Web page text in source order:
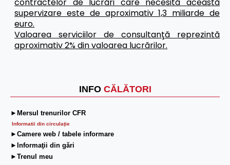
INFO CĂLĂTORI
►Mersul trenurilor CFR
Informatii din circulaţie
►Camere web / tabele informare
►Informaţii din gări
►Trenul meu
contractelor de lucrări care necesită această
supervizare este de aproximativ 1,3 miliarde de
euro.
Valoarea serviciilor de consultanţă reprezintă
aproximativ 2% din valoarea lucrărilor.